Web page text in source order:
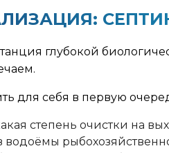
глубокой
для себя в первую
степень очистки на
водоёмы